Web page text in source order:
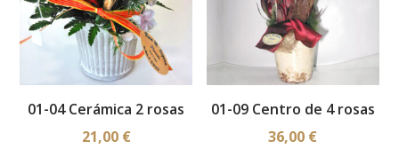
01-04 Cerámica 2 rosas
21,00 €
01-09 Centro de 4 rosas
36,00 €